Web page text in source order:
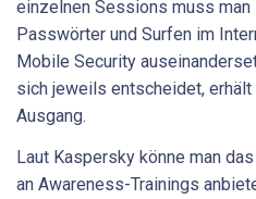
einzelnen Sessions muss
Passwörter und Surfen im
Mobile Security
sich jeweils entscheidet, erhält
Ausgang.
Laut Kaspersky könne man
an Awareness-Trainings